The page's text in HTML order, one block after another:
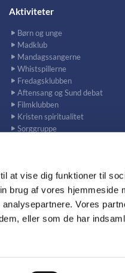
at vise dig funktioner til
brug af vores hjemmeside
Vores
eller som de har
Aktiviteter
Børn og unge
Madklub
Mandagssangerne
Whistspillerne
Fredagsklubben
Aftensang og Sund debat
Filmklubben
Kristen spiritualitet
Sorggruppe
43 / Lodivej 9 / 2300